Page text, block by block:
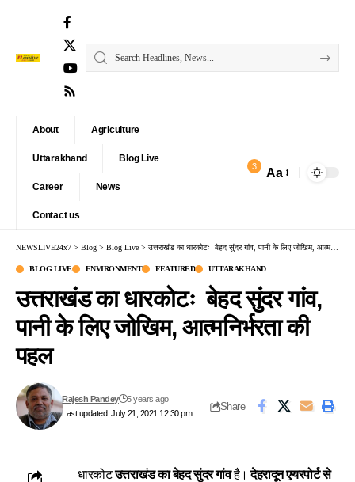
About Agriculture
Uttarakhand Blog Live
Career News
Contact us
3 Aa
NEWSLIVE24x7 > Blog > Blog Live > उत्तराखंड का धारकोटः बेहद सुंदर गांव, पानी के लिए जोखिम, आत्मनिर्भरता की पहल
BLOG LIVE ENVIRONMENT FEATURED UTTARAKHAND
उत्तराखंड का धारकोटः बेहद सुंदर गांव,
पानी के लिए जोखिम, आत्मनिर्भरता की
पहल
Last updated: July 21, 2021 12:30 pm
Rajesh Pandey 5 years ago
Share
धारकोटउत्तराखंड का बेहद सुंदर गांवहै।देहरादून एयरपोर्ट से